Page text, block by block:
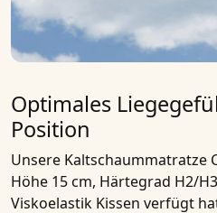
Optimales
Position
Unsere Kaltschaummatratze
Höhe 15 cm, Härtegrad H2/
Viskoelastik Kissen verfügt